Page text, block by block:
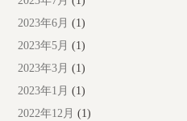
2023年6月 (1)
2023年5月 (1)
2023年3月 (1)
2023年1月 (1)
2022年12月 (1)